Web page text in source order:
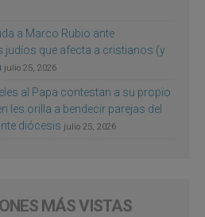
a Marco Rubio ante
judíos que afecta a cristianos (y
julio 25, 2026
al Papa contestan a su propio
les orilla a bendecir parejas del
diócesis julio 25, 2026
MÁS VISTAS